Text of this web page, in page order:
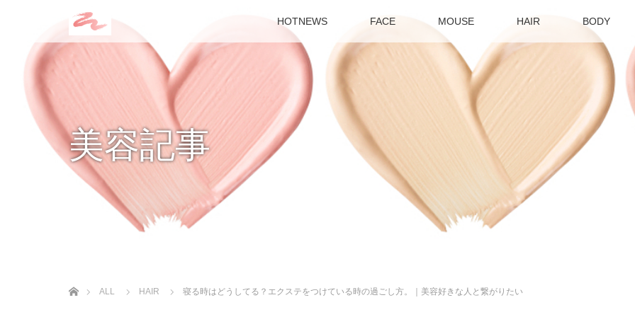
HOTNEWS FACE MOUSE HAIR BODY
美容記事
ALL
HAIR 寝る時はどうしてる？エクステをつけている時の過ごし方。｜美容好きな人と繋がりたい